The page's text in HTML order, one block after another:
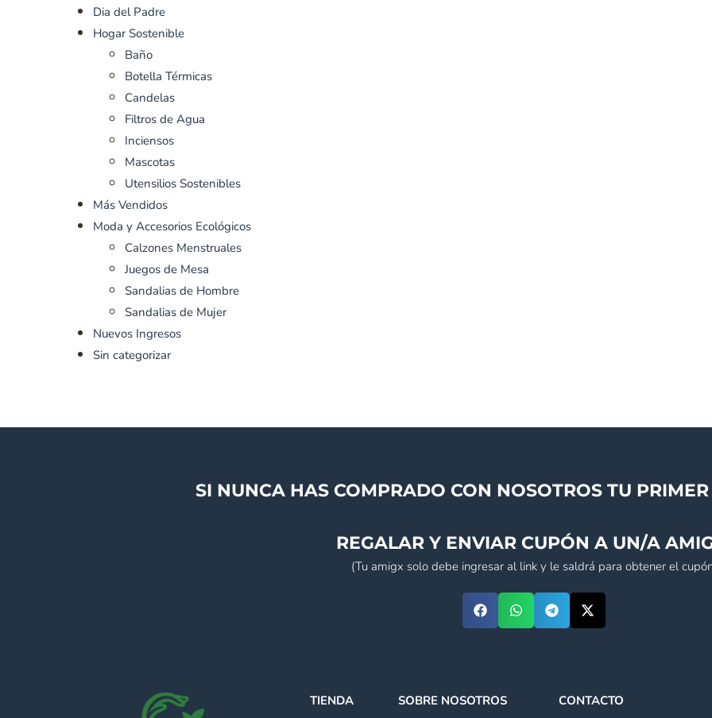
Dia del Padre
Hogar Sostenible
Baño
Botella Térmicas
Candelas
Filtros de Agua
Inciensos
Mascotas
Utensilios Sostenibles
Más Vendidos
Moda y Accesorios Ecológicos
Calzones Menstruales
Juegos de Mesa
Sandalias de Hombre
Sandalias de Mujer
Nuevos Ingresos
Sin categorizar
SI NUNCA HAS COMPRADO CON NOSOTROS TU
REGALAR Y ENVIAR CUPÓN A UN/A
(Tu amigx solo debe ingresar al link y le saldrá para obtener el
TIENDA SOBRE NOSOTROS CONTACTO